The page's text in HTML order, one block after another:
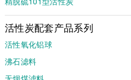
活性炭配套产品系列
活性氧化铝球
沸石滤料